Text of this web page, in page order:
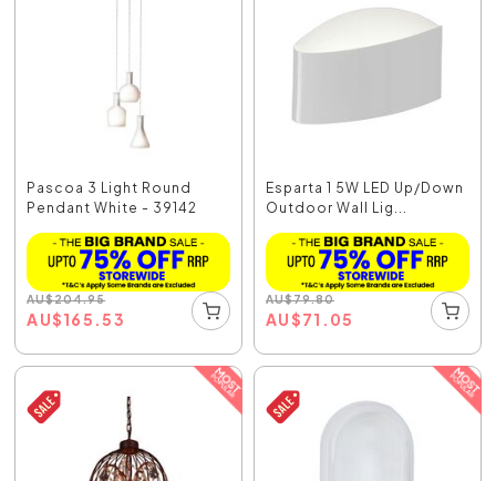
Pascoa 3 Light Round
Pendant White - 39142
AU$204.95
AU$165.53
Esparta 1 5W LED Up/Down
Outdoor Wall Lig...
AU$79.80
AU$71.05